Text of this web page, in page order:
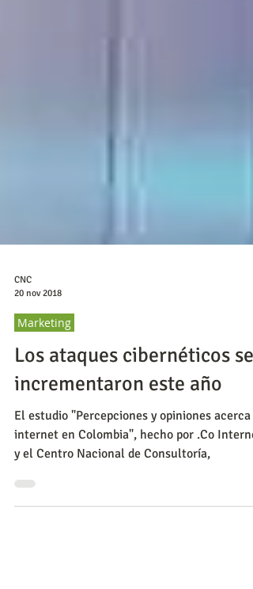
CNC
20 nov 2018
Marketing
Los ataques cibernéticos se
incrementaron este año
El estudio "Percepciones y opiniones acerca